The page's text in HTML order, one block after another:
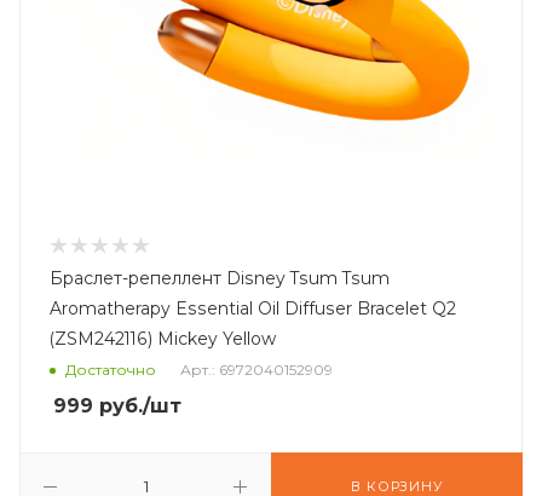
Браслет-репеллент Disney Tsum Tsum
Aromatherapy Essential Oil Diffuser Bracelet Q2
(ZSM242116) Mickey Yellow
Достаточно Арт.: 6972040152909
999 руб./шт
В КОРЗИНУ